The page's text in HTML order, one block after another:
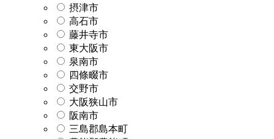
摂津市
高石市
藤井寺市
東大阪市
泉南市
四條畷市
交野市
大阪狭山市
阪南市
三島郡島本町